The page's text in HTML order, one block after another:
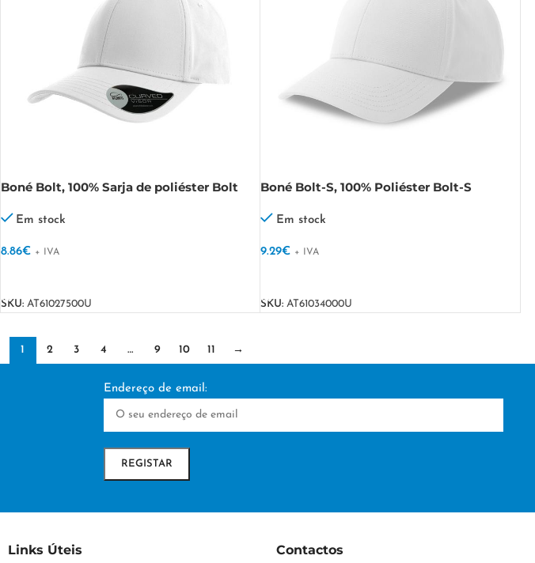
Boné Bolt, 100% Sarja de poliéster Bolt
Em stock
8.86€ + IVA
SKU: AT61027500U
Boné Bolt-S, 100% Poliéster Bolt-S
Em stock
9.29€ + IVA
SKU:AT61034000U
1 2 3 4 … 9 10 11 →
Endereço de email:
Links Úteis Contactos